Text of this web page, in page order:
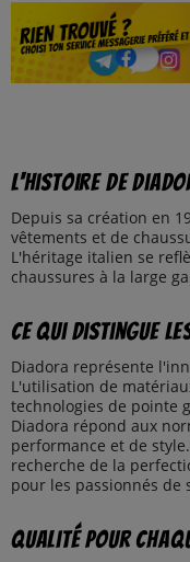
L'histoire de
Depuis sa création en
vêtements et de
L'héritage italien se
chaussures à la large
Ce qui distingue
Diadora représente
L'utilisation de
technologies de pointe
Diadora répond aux
performance et de
recherche de la
pour les passionnés
Qualité pour